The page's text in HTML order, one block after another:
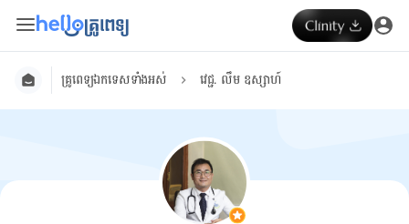
គ្រូពេទ្យ​ឯក​ទេស​ទាំង​អស់ វេជ្ជ. លឹម ឧស្សាហ៍